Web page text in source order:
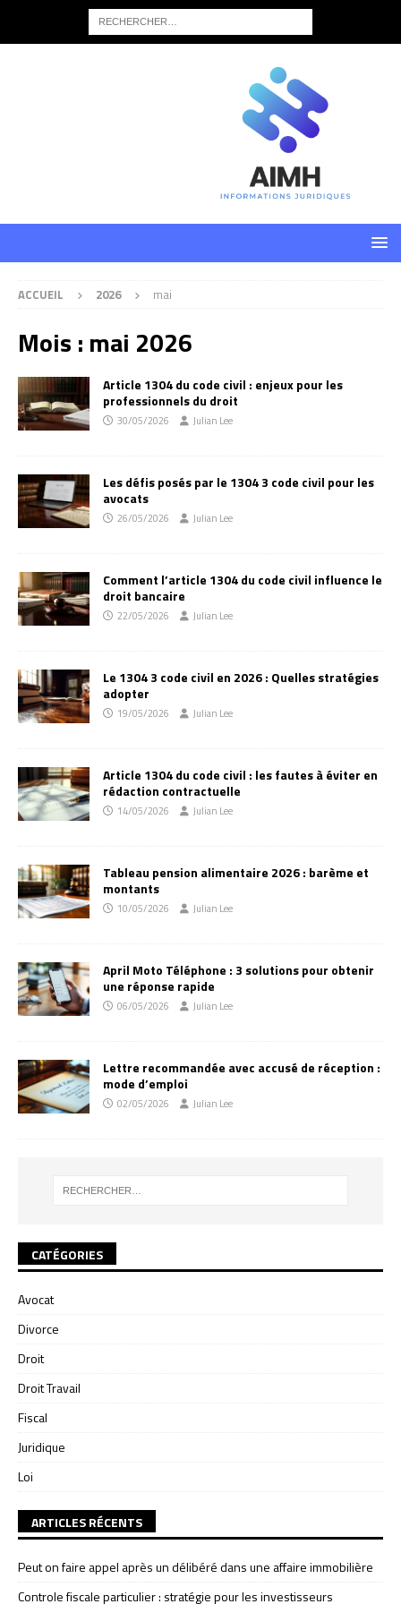
ACCUEIL 2026 mai
Mois : mai 2026
Article 1304 du code civil : enjeux pour les
professionnels du droit
30/05/2026 Julian Lee
Les défis posés par le 1304 3 code civil pour les
avocats
26/05/2026 Julian Lee
Comment l’article 1304 du code civil influence le
droit bancaire
22/05/2026 Julian Lee
Le 1304 3 code civil en 2026 : Quelles stratégies
adopter
19/05/2026 Julian Lee
Article 1304 du code civil : les fautes à éviter en
rédaction contractuelle
14/05/2026 Julian Lee
Tableau pension alimentaire 2026 : barème et
montants
10/05/2026 Julian Lee
April Moto Téléphone : 3 solutions pour obtenir
une réponse rapide
06/05/2026 Julian Lee
Lettre recommandée avec accusé de réception :
mode d’emploi
02/05/2026 Julian Lee
CATÉGORIES
Avocat
Divorce
Droit
Droit Travail
Fiscal
Juridique
Loi
ARTICLES RÉCENTS
Peut on faire appel après un délibéré dans une affaire immobilière
Controle fiscale particulier : stratégie pour les investisseurs